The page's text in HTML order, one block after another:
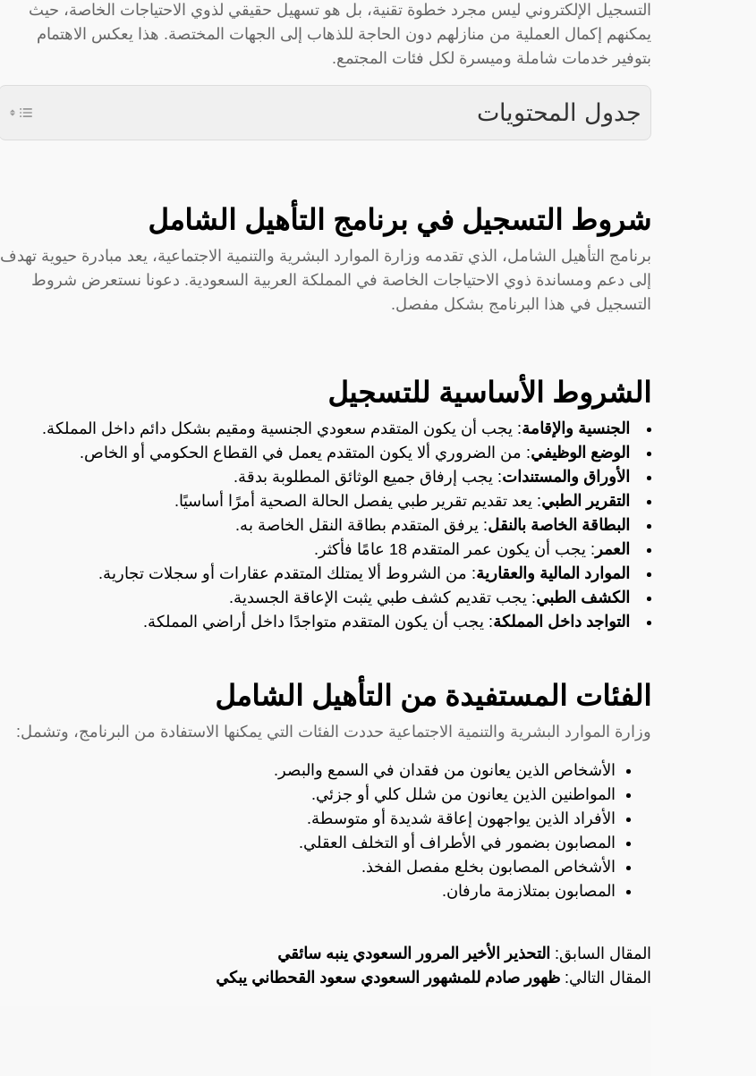
التسجيل الإلكتروني ليس مجرد خطوة تقنية، بل هو تسهيل حقيقي لذوي الاحتياجات الخاصة، حيث
يمكنهم إكمال العملية من منازلهم دون الحاجة للذهاب إلى الجهات المختصة. هذا يعكس الاهتمام
بتوفير خدمات شاملة وميسرة لكل فئات المجتمع.
جدول المحتويات
شروط التسجيل في برنامج التأهيل الشامل
برنامج التأهيل الشامل، الذي تقدمه وزارة الموارد البشرية والتنمية الاجتماعية، يعد مبادرة حيوية تهدف
إلى دعم ومساندة ذوي الاحتياجات الخاصة في المملكة العربية السعودية. دعونا نستعرض شروط
التسجيل في هذا البرنامج بشكل مفصل.
الشروط الأساسية للتسجيل
الجنسية والإقامة: يجب أن يكون المتقدم سعودي الجنسية ومقيم بشكل دائم داخل المملكة.
الوضع الوظيفي: من الضروري ألا يكون المتقدم يعمل في القطاع الحكومي أو الخاص.
الأوراق والمستندات: يجب إرفاق جميع الوثائق المطلوبة بدقة.
التقرير الطبي: يعد تقديم تقرير طبي يفصل الحالة الصحية أمرًا أساسيًا.
البطاقة الخاصة بالنقل: يرفق المتقدم بطاقة النقل الخاصة به.
العمر : يجب أن يكون عمر المتقدم 18 عامًا فأكثر.
الموارد المالية والعقارية: من الشروط ألا يمتلك المتقدم عقارات أو سجلات تجارية.
الكشف الطبي: يجب تقديم كشف طبي يثبت الإعاقة الجسدية.
التواجد داخل المملكة: يجب أن يكون المتقدم متواجدًا داخل أراضي المملكة.
الفئات المستفيدة من التأهيل الشامل
وزارة الموارد البشرية والتنمية الاجتماعية حددت الفئات التي يمكنها الاستفادة من البرنامج، وتشمل:
الأشخاص الذين يعانون من فقدان في السمع والبصر.
المواطنين الذين يعانون من شلل كلي أو جزئي.
الأفراد الذين يواجهون إعاقة شديدة أو متوسطة.
المصابون بضمور في الأطراف أو التخلف العقلي.
الأشخاص المصابون بخلع مفصل الفخذ.
المصابون بمتلازمة مارفان.
المقال السابق: التحذير الأخير المرور السعودي ينبه سائقي
المقال التالي: ظهور صادم للمشهور السعودي سعود القحطاني يبكي